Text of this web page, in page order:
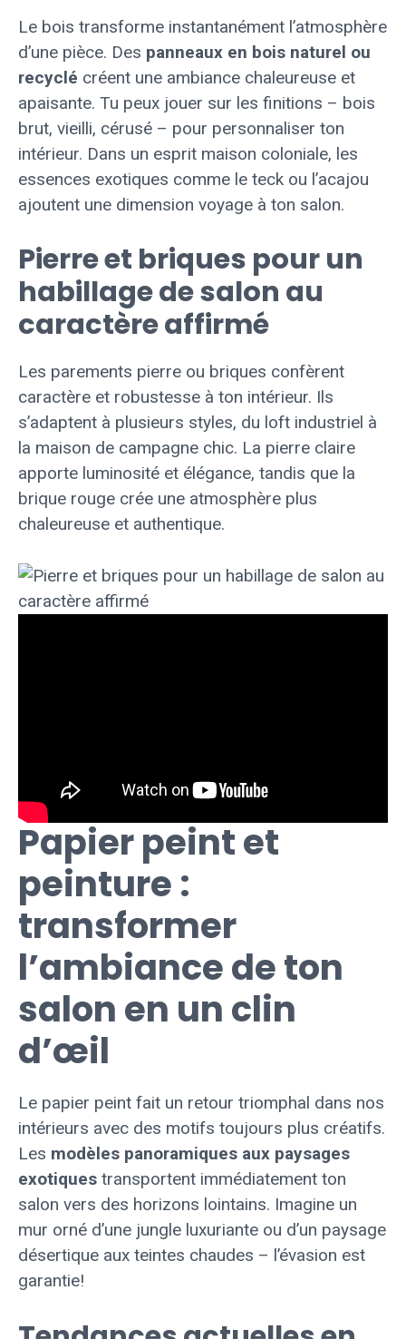
Le bois transforme instantanément l’atmosphère
d’une pièce. Des panneaux en bois naturel ou
recyclé créent une ambiance chaleureuse et
apaisante. Tu peux jouer sur les finitions – bois
brut, vieilli, cérusé – pour personnaliser ton
intérieur. Dans un esprit maison coloniale, les
essences exotiques comme le teck ou l’acajou
ajoutent une dimension voyage à ton salon.
Pierre et briques pour un
habillage de salon au
caractère affirmé
Les parements pierre ou briques confèrent
caractère et robustesse à ton intérieur. Ils
s’adaptent à plusieurs styles, du loft industriel à
la maison de campagne chic. La pierre claire
apporte luminosité et élégance, tandis que la
brique rouge crée une atmosphère plus
chaleureuse et authentique.
Papier peint et
peinture :
transformer
l’ambiance de ton
salon en un clin
d’œil
Le papier peint fait un retour triomphal dans nos
intérieurs avec des motifs toujours plus créatifs.
Les modèles panoramiques aux paysages
exotiques transportent immédiatement ton
salon vers des horizons lointains. Imagine un
mur orné d’une jungle luxuriante ou d’un paysage
désertique aux teintes chaudes – l’évasion est
garantie!